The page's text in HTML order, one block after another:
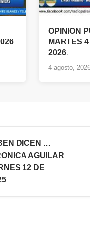
OPINION
MARTES
2026.
4 agosto, 2026
DICEN …
AGUILAR
12 DE